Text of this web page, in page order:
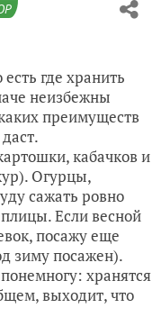
где хранить
неизбежны
преимуществ
кабачков и
Огурцы,
сажать ровно
Если весной
посажу еще
зиму посажен).
хранятся
выходит, что